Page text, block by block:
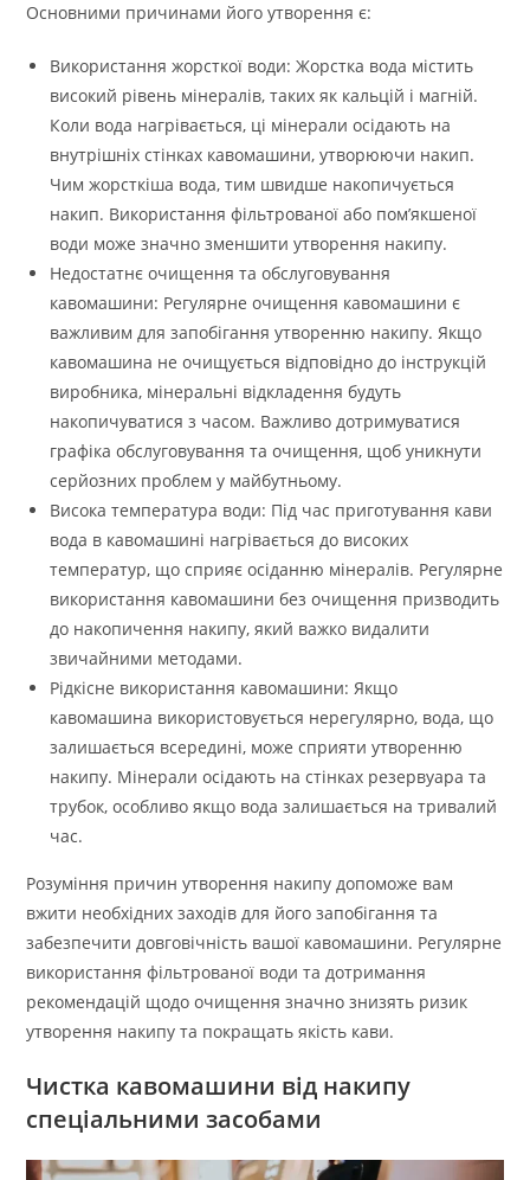
Основними причинами його утворення є:
Використання жорсткої води: Жорстка вода містить
високий рівень мінералів, таких як кальцій і магній.
Коли вода нагрівається, ці мінерали осідають на
внутрішніх стінках кавомашини, утворюючи накип.
Чим жорсткіша вода, тим швидше накопичується
накип. Використання фільтрованої або пом’якшеної
води може значно зменшити утворення накипу.
Недостатнє очищення та обслуговування
кавомашини: Регулярне очищення кавомашини є
важливим для запобігання утворенню накипу. Якщо
кавомашина не очищується відповідно до інструкцій
виробника, мінеральні відкладення будуть
накопичуватися з часом. Важливо дотримуватися
графіка обслуговування та очищення, щоб уникнути
серйозних проблем у майбутньому.
Висока температура води: Під час приготування кави
вода в кавомашині нагрівається до високих
температур, що сприяє осіданню мінералів. Регулярне
використання кавомашини без очищення призводить
до накопичення накипу, який важко видалити
звичайними методами.
Рідкісне використання кавомашини: Якщо
кавомашина використовується нерегулярно, вода, що
залишається всередині, може сприяти утворенню
накипу. Мінерали осідають на стінках резервуара та
трубок, особливо якщо вода залишається на тривалий
час.
Розуміння причин утворення накипу допоможе вам
вжити необхідних заходів для його запобігання та
забезпечити довговічність вашої кавомашини. Регулярне
використання фільтрованої води та дотримання
рекомендацій щодо очищення значно знизять ризик
утворення накипу та покращать якість кави.
Чистка кавомашини від накипу
спеціальними засобами